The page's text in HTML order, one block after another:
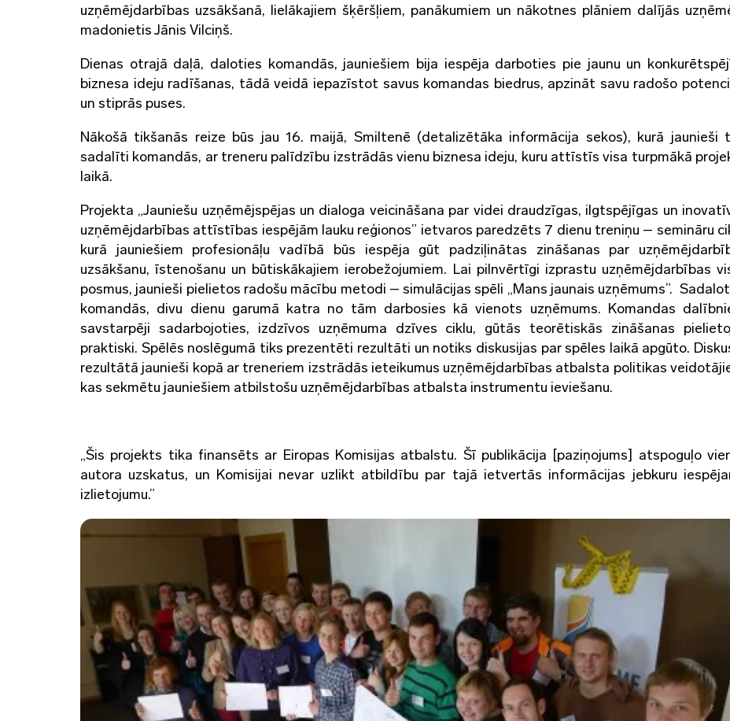
uzņēmējdarbības uzsākšanā, lielākajiem šķēršļiem, panākumiem un nākotnes plāniem dalījās
madonietis Jānis Vilciņš.
Dienas otrajā daļā, daloties komandās, jauniešiem bija iespēja darboties pie jaunu un
biznesa ideju radīšanas, tādā veidā iepazīstot savus komandas biedrus, apzināt savu radošo
un stiprās puses.
Nākošā tikšanās reize būs jau 16. maijā, Smiltenē (detalizētāka informācija sekos), kurā jaunieši
sadalīti komandās, ar treneru palīdzību izstrādās vienu biznesa ideju, kuru attīstīs visa turpmākā
laikā.
Projekta „Jauniešu uzņēmējspējas un dialoga veicināšana par videi draudzīgas, ilgtspējīgas un
uzņēmējdarbības attīstības iespējām lauku reģionos” ietvaros paredzēts 7 dienu treniņu – semināru
kurā jauniešiem profesionāļu vadībā būs iespēja gūt padziļinātas zināšanas par
uzsākšanu, īstenošanu un būtiskākajiem ierobežojumiem. Lai pilnvērtīgi izprastu uzņēmējdarbības
posmus, jaunieši pielietos radošu mācību metodi – simulācijas spēli „Mans jaunais uzņēmums”.
komandās, divu dienu garumā katra no tām darbosies kā vienots uzņēmums. Komandas
savstarpēji sadarbojoties, izdzīvos uzņēmuma dzīves ciklu, gūtās teorētiskās zināšanas
praktiski. Spēlēs noslēgumā tiks prezentēti rezultāti un notiks diskusijas par spēles laikā apgūto.
rezultātā jaunieši kopā ar treneriem izstrādās ieteikumus uzņēmējdarbības atbalsta politikas
kas sekmētu jauniešiem atbilstošu uzņēmējdarbības atbalsta instrumentu ieviešanu.
„Šis projekts tika finansēts ar Eiropas Komisijas atbalstu. Šī publikācija [paziņojums] atspoguļo
autora uzskatus, un Komisijai nevar uzlikt atbildību par tajā ietvertās informācijas jebkuru
izlietojumu.”